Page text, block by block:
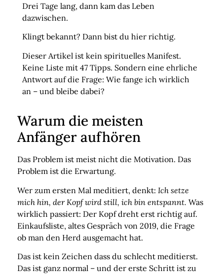
Drei Tage lang, dann kam das Leben
dazwischen.
Klingt bekannt? Dann bist du hier richtig.
Dieser Artikel ist kein spirituelles Manifest.
Keine Liste mit 47 Tipps. Sondern eine ehrliche
Antwort auf die Frage: Wie fange ich wirklich
an – und bleibe dabei?
Warum die meisten
Anfänger aufhören
Das Problem ist meist nicht die Motivation. Das
Problem ist die Erwartung.
Wer zum ersten Mal meditiert, denkt: Ich setze
mich hin, der Kopf wird still, ich bin entspannt. Was
wirklich passiert: Der Kopf dreht erst richtig auf.
Einkaufsliste, altes Gespräch von 2019, die Frage
ob man den Herd ausgemacht hat.
Das ist kein Zeichen dass du schlecht meditierst.
Das ist ganz normal – und der erste Schritt ist zu